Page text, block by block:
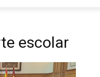
escolar